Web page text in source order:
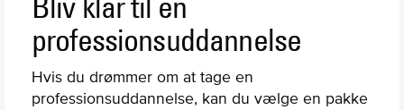
professionsuddannelse
Hvis du drømmer om at tage en
professionsuddannelse, kan du vælge en pakke